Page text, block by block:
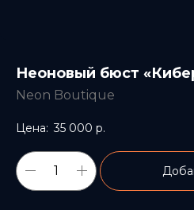
Неоновый бюст
Neon Boutique
35 000 р.